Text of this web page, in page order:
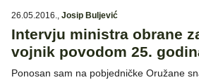
26.05.2016., Josip Buljević
Intervju ministra obrane
vojnik povodom 25.
Ponosan sam na pobjedničke Oružane